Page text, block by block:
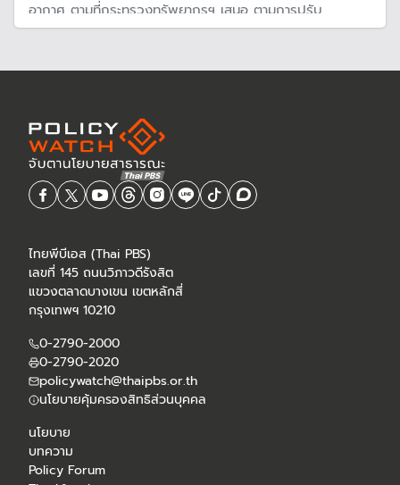
อากาศ ตามที่กระทรวงทรัพยากรฯ เสนอ ตามการปรับ
โครงสร้างใหม่ ตั้ง "กรมการเปลี่ยนแปลงสภาพภูมิอากาศและ
และวิธีการจัดการคาร์บอนเครดิต
ไทยพีบีเอส (Thai PBS)
เลขที่ 145 ถนนวิภาวดีรังสิต
แขวงตลาดบางเขน เขตหลักสี่
กรุงเทพฯ 10210
0-2790-2000
0-2790-2020
policywatch@thaipbs.or.th
นโยบายคุ้มครองสิทธิส่วนบุคคล
นโยบาย
บทความ
Policy Forum